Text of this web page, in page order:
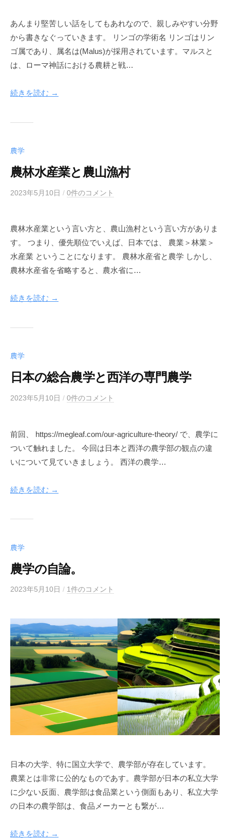
あんまり堅苦しい話をしてもあれなので、親しみやすい分野
から書きなぐっていきます。 リンゴの学術名 リンゴはリン
ゴ属であり、属名は(Malus)が採用されています。マルスと
は、ローマ神話における農耕と戦…
続きを読む →
農学
農林水産業と農山漁村
2023年5月10日 b
e
g
l
e
/ 0件のコメント
農林水産業という言い方と、農山漁村という言い方がありま
す。 つまり、優先順位でいえば、日本では、 農業＞林業＞
水産業 ということになります。 農林水産省と農学 しかし、
農林水産省を省略すると、農水省に…
続きを読む →
農学
日本の総合農学と西洋の専門農学
2023年5月10日 b
e
g
l
/ 0件のコメント
前回、 https://megleaf.com/our-agriculture-theory/ で、農学に
ついて触れました。 今回は日本と西洋の農学部の観点の違
いについて見ていきましょう。 西洋の農学…
続きを読む →
農学
農学の自論。
2023年5月10日 b
e
g
l
e
f
/ 1件のコメント
日本の大学、特に国立大学で、農学部が存在しています。
農業とは非常に公的なものであす。農学部が日本の私立大学
に少ない反面、農学部は食品業という側面もあり、私立大学
の日本の農学部は、食品メーカーとも繋が…
続きを読む →